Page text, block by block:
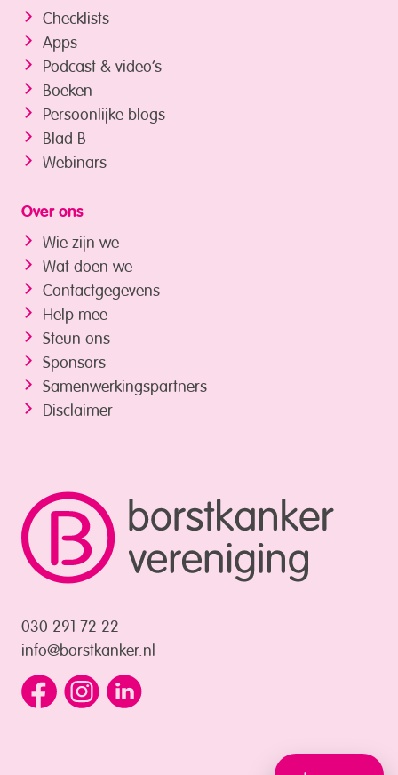
030 291 72 22
info@borstkanker.nl
Checklists
Apps
Podcast & video’s
Boeken
Persoonlijke blogs
Blad B
Webinars
Over ons
Wie zijn we
Wat doen we
Contactgegevens
Help mee
Steun ons
Sponsors
Samenwerkings­partners
Disclaimer